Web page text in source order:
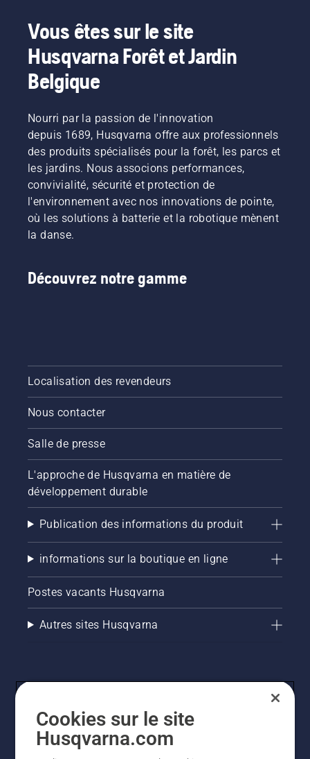
Vous êtes sur le site
Husqvarna Forêt et Jardin
Belgique
Nourri par la passion de l'innovation
depuis 1689, Husqvarna offre aux professionnels
des produits spécialisés pour la forêt, les parcs et
les jardins. Nous associons performances,
convivialité, sécurité et protection de
l'environnement avec nos innovations de pointe,
où les solutions à batterie et la robotique mènent
la danse.
Découvrez notre gamme
Localisation des revendeurs
Nous contacter
Salle de presse
L'approche de Husqvarna en matière de
développement durable
Publication des informations du produit
informations sur la boutique en ligne
Postes vacants Husqvarna
Autres sites Husqvarna
Cookies sur le site
Husqvarna.com